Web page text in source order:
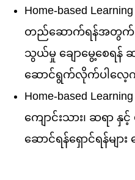
Home-based
တည်ဆောက်ရန်အတွက် ဆ
သွယ်မှု ချောမွေ့စေရန်
ဆောင်ရွက်လိုက်ပါလေ့ကျ
Home-based
ကျောင်းသား၊ ဆရာ
ဆောင်ရန်ရှောင်ရန်များ